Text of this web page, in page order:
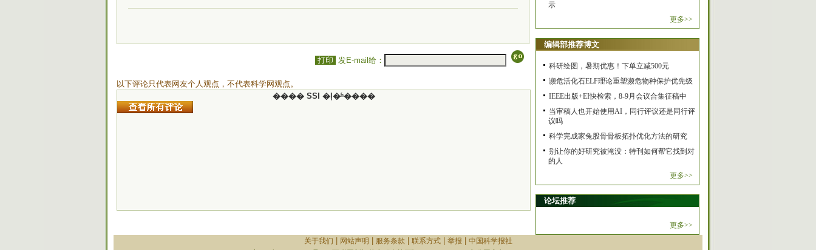
打印 发E-mail给：
以下评论只代表网友个人观点，不代表科学网观点。
���� SSI �ļ�ʱ����
示
更多>>
编辑部推荐博文
科研绘图，暑期优惠！下单立减500元
濒危活化石ELF理论重塑濒危物种保护优先级
IEEE出版+EI快检索，8-9月会议合集征稿中
当审稿人也开始使用AI，同行评议还是同行评
议吗
科学完成家兔股骨骨板拓扑优化方法的研究
别让你的好研究被淹没：特刊如何帮它找到对
的人
更多>>
论坛推荐
更多>>
关于我们
网站声明 服务条款 联系方式| 举报
中国科学报社